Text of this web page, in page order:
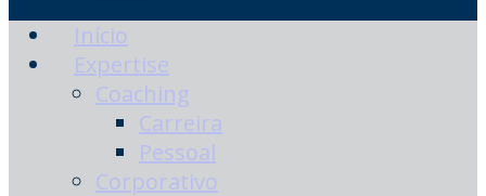
Início
Expertise
Coaching
Carreira
Pessoal
Corporativo